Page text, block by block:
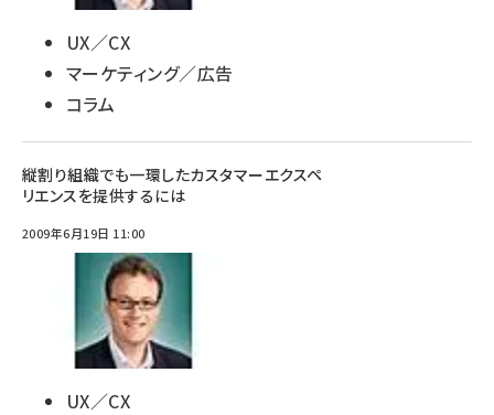
UX／CX
マーケティング／広告
コラム
縦割り組織でも一環したカスタマーエクスペ
リエンスを提供するには
2009年6月19日 11:00
UX／CX